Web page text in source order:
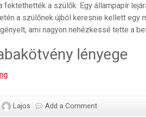
fektethették a szülők. Egy állampapír
a szülőnek újból keresnie kellett egy
ami nagyon nehézkessé tette a
lényege
Megújult
startszámla
Lajos Add a Comment